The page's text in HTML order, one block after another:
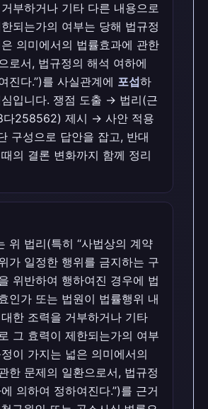
부하거나 기타 다른 내용으로
되는가의 여부는 당해 법규정
의미에서의 법률효과에 관한
로서, 법규정의 해석 여하에
진다.”)를 사실관계에 포섭하
입니다. 쟁점 도출 → 법리(근
다258562) 제시 → 사안 적용
구성으로 답안을 잡고, 반대
의 결론 변화까지 함께 정리
위 법리(특히 “사법상의 계약
가 일정한 행위를 금지하는 구
위반하여 행하여진 경우에 법
인가 또는 법원이 법률행위 내
한 조력을 거부하거나 기타
그 효력이 제한되는가의 여부
이 가지는 넓은 의미에서의
한 문제의 일환으로서, 법규정
의하여 정하여진다.”)를 근거